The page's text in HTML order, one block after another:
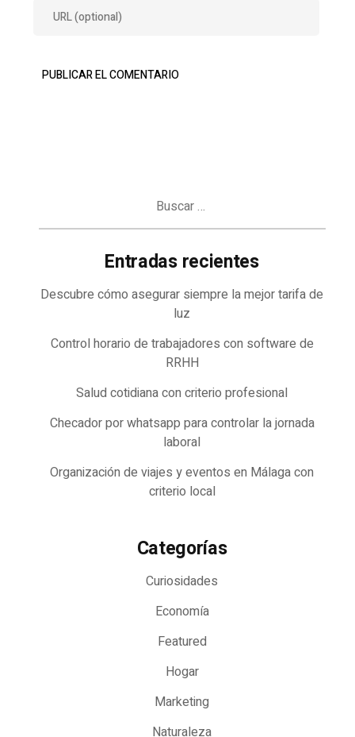
Entradas recientes
Descubre cómo asegurar siempre la mejor tarifa de
luz
Control horario de trabajadores con software de
RRHH
Salud cotidiana con criterio profesional
Checador por whatsapp para controlar la jornada
laboral
Organización de viajes y eventos en Málaga con
criterio local
Categorías
Curiosidades
Economía
Featured
Hogar
Marketing
Naturaleza